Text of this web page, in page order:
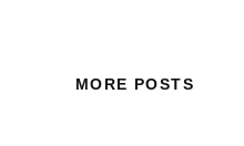
MORE POSTS